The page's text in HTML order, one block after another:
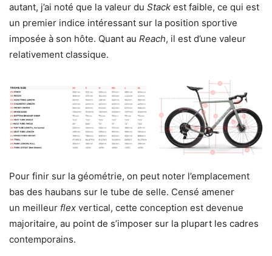
autant, j’ai noté que la valeur du Stack est faible, ce qui est
un premier indice intéressant sur la position sportive
imposée à son hôte. Quant au Reach, il est d’une valeur
relativement classique.
Pour finir sur la géométrie, on peut noter l’emplacement
bas des haubans sur le tube de selle. Censé amener
un meilleur flex vertical, cette conception est devenue
majoritaire, au point de s’imposer sur la plupart les cadres
contemporains.